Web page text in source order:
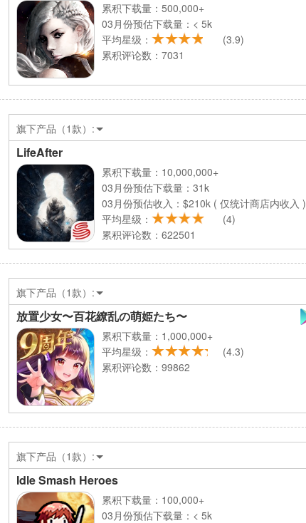
累积下载量：500,000+
03月份预估下载量：< 5k
平均星级：
(3.9)
累积评论数：7031
旗下产品（1款）:
LifeAfter
累积下载量：10,000,000+
03月份预估下载量：31k
03月份预估收入：$210k ( 仅统计商店内收入 )
平均星级：
(4)
累积评论数：622501
旗下产品（1款）:
放置少女〜百花繚乱の萌姫たち〜
累积下载量：1,000,000+
平均星级：
(4.3)
累积评论数：99862
旗下产品（1款）:
Idle Smash Heroes
累积下载量：100,000+
03月份预估下载量：< 5k